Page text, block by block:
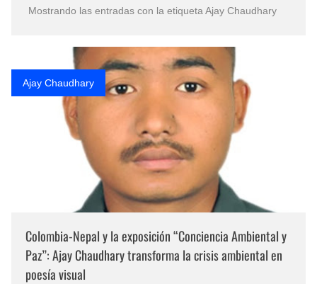
San Valentín Dibujos a Lápiz del 14 de Febrero
Que significan los cuadros de negras africanas?
El mundo del arte en pintura surrealista
Mostrando las entradas con la etiqueta Ajay Chaudhary
Ajay Chaudhary
Colombia-Nepal y la exposición “Conciencia Ambiental y
Paz”: Ajay Chaudhary transforma la crisis ambiental en
poesía visual